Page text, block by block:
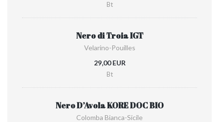
Bt
Nero di Troia IGT
Velarino-Pouilles
29,00 EUR
Bt
Nero D’Avola KORE DOC BIO
Colomba Bianca-Sicile